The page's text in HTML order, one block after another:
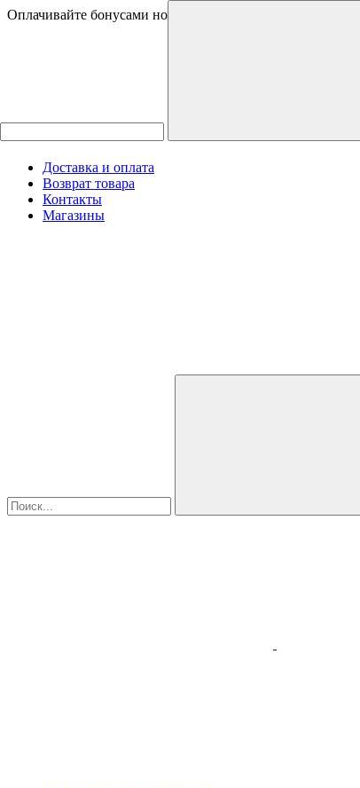
Оплачивайте бонусами новинки и товары со скидками
Доставка и оплата
Возврат товара
Контакты
Магазины